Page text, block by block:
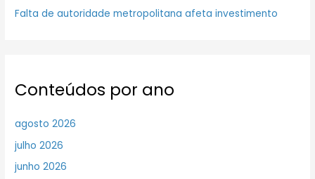
Falta de autoridade metropolitana afeta investimento
Conteúdos por ano
agosto 2026
julho 2026
junho 2026